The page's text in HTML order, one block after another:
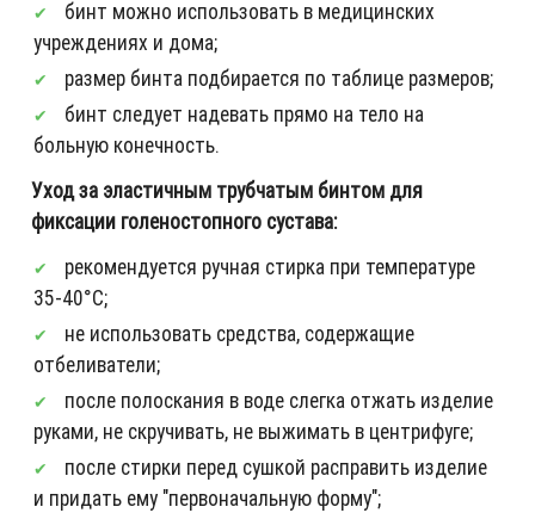
бинт можно использовать в медицинских
учреждениях и дома;
размер бинта подбирается по таблице размеров;
бинт следует надевать прямо на тело на
больную конечность.
Уход за эластичным трубчатым бинтом для
фиксации голеностопного сустава:
рекомендуется ручная стирка при температуре
35-40°С;
не использовать средства, содержащие
отбеливатели;
после полоскания в воде слегка отжать изделие
руками, не скручивать, не выжимать в центрифуге;
после стирки перед сушкой расправить изделие
и придать ему "первоначальную форму";